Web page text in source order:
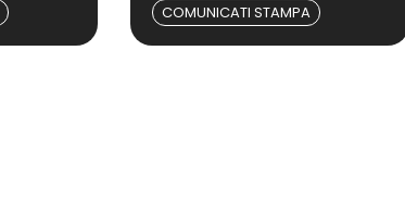
COMUNICATI STAMPA